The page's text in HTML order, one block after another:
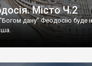
Місто Ч.2
дану" Феодосію буде